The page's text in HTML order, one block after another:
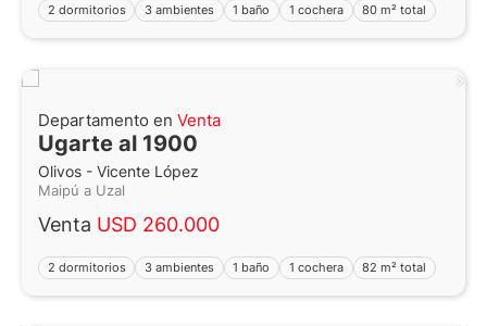
2 dormitorios 3 ambientes 1 baño 1 cochera 80 m² total
Departamento en Venta
Ugarte al 1900
Olivos - Vicente López
Maipú a Uzal
Venta USD 260.000
2 dormitorios 3 ambientes 1 baño 1 cochera 82 m² total